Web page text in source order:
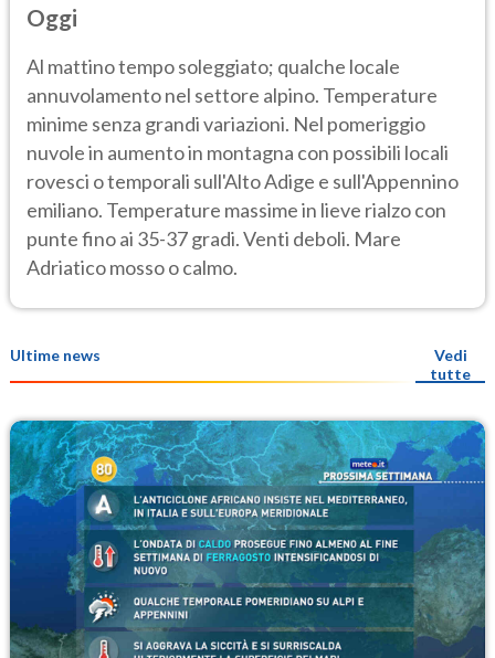
Oggi
Al mattino tempo soleggiato; qualche locale
annuvolamento nel settore alpino. Temperature
minime senza grandi variazioni. Nel pomeriggio
nuvole in aumento in montagna con possibili locali
rovesci o temporali sull'Alto Adige e sull'Appennino
emiliano. Temperature massime in lieve rialzo con
punte fino ai 35-37 gradi. Venti deboli. Mare
Adriatico mosso o calmo.
Ultime news
Vedi
tutte